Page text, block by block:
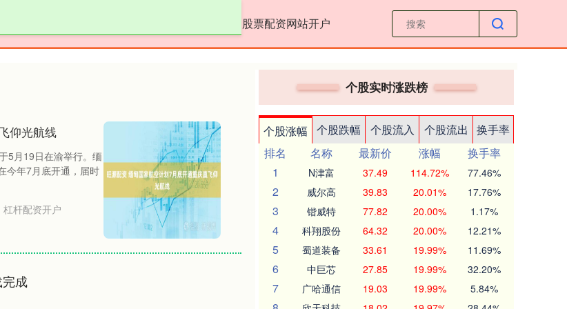
股票配资网站开户
仰光航线
5月19日在渝举行。缅
今年7月底开通，届时
杠杆配资开户
成
个股实时涨跌榜
个股涨幅 个股跌幅 个股流入 个股流出
换手率
排名
名称 最新价 涨幅
换手率
1
N津富 37.49 114.72% 77.46%
2 威尔高 39.83 20.01% 17.76%
3 锴威特 77.82 20.00% 1.17%
4 科翔股份 64.32 20.00% 12.21%
5 蜀道装备 33.61 19.99% 11.69%
6 中巨芯 27.85 19.99% 32.20%
7 广哈通信 19.03 19.99% 5.84%